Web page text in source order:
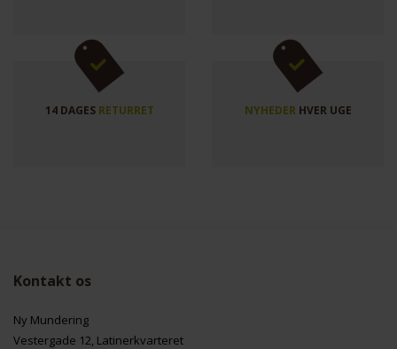
14 DAGES RETURRET NYHEDERHVER UGE
Kontakt os
Ny Mundering
Vestergade 12, Latinerkvarteret